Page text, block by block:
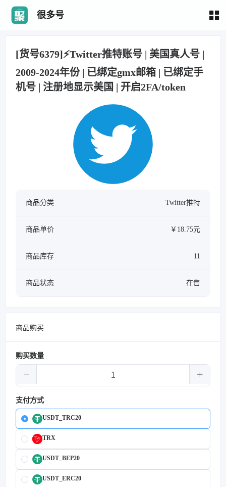
很多号
[货号6379]⚡Twitter推特账号 | 美国真人号 |
2009-2024年份 | 已绑定gmx邮箱 | 已绑定手
机号 | 注册地显示美国 | 开启2FA/token
商品分类 Twitter推特
商品单价 ￥18.75元
商品库存 11
商品状态 在售
商品购买
购买数量
支付方式
USDT_TRC20
TRX
USDT_BEP20
USDT_ERC20